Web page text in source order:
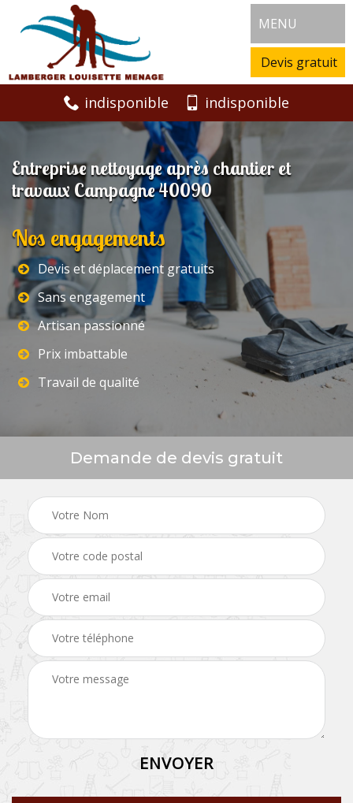
MENU
Devis gratuit
indisponible indisponible
Entreprise nettoyage après chantier et
travaux Campagne 40090
Nos engagements
Devis et déplacement gratuits
Sans engagement
Artisan passionné
Prix imbattable
Travail de qualité
Demande de devis gratuit